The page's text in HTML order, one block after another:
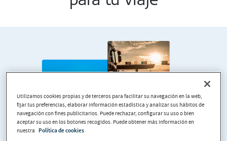
Utilizamos cookies propias y de terceros para facilitar su navegación en la web,
fijar tus preferencias, elaborar información estadística y analizar sus hábitos de
navegación con fines publicitarios. Puede rechazar, configurar su uso o bien
aceptar su uso en los botones recogidos. Puede obtener más información en
nuestra
Política de cookies